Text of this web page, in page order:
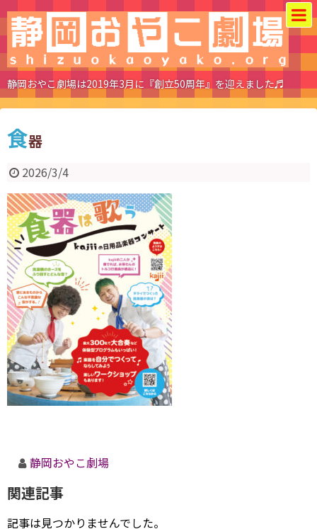
静岡おやこ劇場は2019年3月に『創立50周年』を迎えました♬
食器
2026/3/4
静岡おやこ劇場
関連記事
記事は見つかりませんでした。